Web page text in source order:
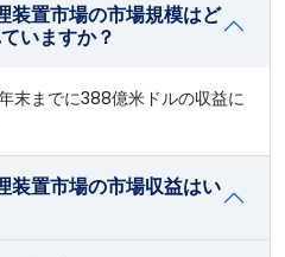
置市場の市場規模はど
いますか？
末までに388億米ドルの収益に
置市場の市場収益はい